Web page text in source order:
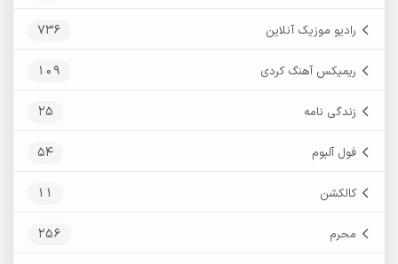
رادیو موزیک آنلاین 736
ریمیکس آهنگ کردی 109
زندگی نامه 25
فول آلبوم 54
کالکشن 11
محرم 256